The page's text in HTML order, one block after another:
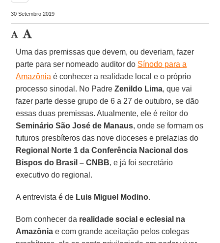
30 Setembro 2019
Uma das premissas que devem, ou deveriam, fazer
parte para ser nomeado auditor do Sínodo para a
Amazônia é conhecer a realidade local e o próprio
processo sinodal. No PadreZenildo Lima, que vai
fazer parte desse grupo de 6 a 27 de outubro, se dão
essas duas premissas. Atualmente, ele é reitor do
Seminário São José de Manaus, onde se formam os
futuros presbíteros das nove dioceses e prelazias do
Regional Norte 1 da Conferência Nacional dos
Bispos do Brasil – CNBB, e já foi secretário
executivo do regional.
A entrevista é de Luis Miguel Modino.
Bom conhecer da realidade social e eclesial na
Amazônia e com grande aceitação pelos colegas